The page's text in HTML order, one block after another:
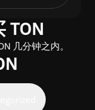
TON
几分钟之内。